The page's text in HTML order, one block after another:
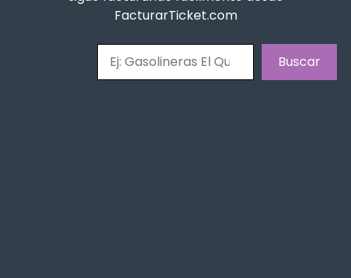
FacturarTicket.com
Buscar
Buscar